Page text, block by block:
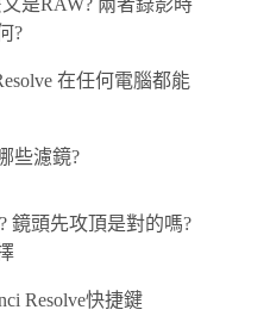
是RAW? 兩者錄影時
?
在任何電腦都能
些濾鏡?
鏡頭先攻頂是對的嗎?
Resolve快捷鍵